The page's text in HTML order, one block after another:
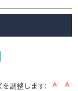
を調整します: